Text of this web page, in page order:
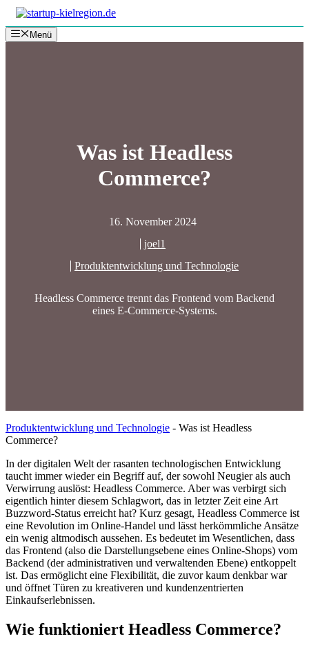
Zum
Inhalt
springenMenü
Was ist Headless
Commerce?
16. November 2024
joel1
Produktentwicklung und Technologie
Headless Commerce trennt das Frontend vom Backend
eines E-Commerce-Systems.
Produktentwicklung und Technologie - Was ist Headless
Commerce?
In der digitalen Welt der rasanten technologischen Entwicklung
taucht immer wieder ein Begriff auf, der sowohl Neugier als auch
Verwirrung auslöst: Headless Commerce. Aber was verbirgt sich
eigentlich hinter diesem Schlagwort, das in letzter Zeit eine Art
Buzzword-Status erreicht hat? Kurz gesagt, Headless Commerce ist
eine Revolution im Online-Handel und lässt herkömmliche Ansätze
ein wenig altmodisch aussehen. Es bedeutet im Wesentlichen, dass
das Frontend (also die Darstellungsebene eines Online-Shops) vom
Backend (der administrativen und verwaltenden Ebene) entkoppelt
ist. Das ermöglicht eine Flexibilität, die zuvor kaum denkbar war
und öffnet Türen zu kreativeren und kundenzentrierten
Einkaufserlebnissen.
Wie funktioniert Headless Commerce?